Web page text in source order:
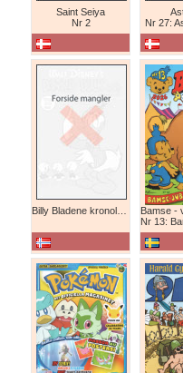
Saint Seiya
Nr 2
Nr 27:
Nr 13: Bamse-